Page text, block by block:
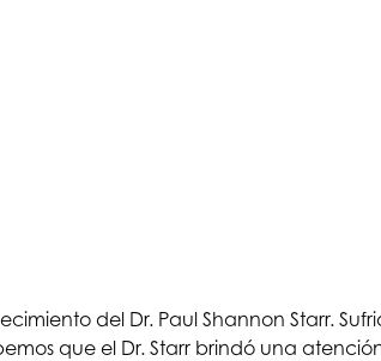
del Dr. Paul Shannon Starr.
que el Dr. Starr brindó una